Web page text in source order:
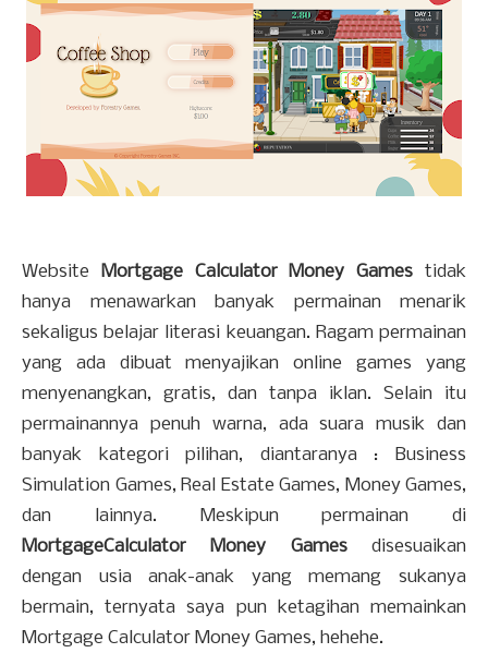
Website Mortgage Calculator Money Games tidak
hanya menawarkan banyak permainan menarik
sekaligus belajar literasi keuangan. Ragam permainan
yang ada dibuat menyajikan online games yang
menyenangkan, gratis, dan tanpa iklan. Selain itu
permainannya penuh warna, ada suara musik dan
banyak kategori pilihan, diantaranya : Business
Simulation Games, Real Estate Games, Money Games,
dan lainnya. Meskipun permainan di
MortgageCalculator Money Gamesdisesuaikan
dengan usia anak-anak yang memang sukanya
bermain, ternyata saya pun ketagihan memainkan
Mortgage Calculator Money Games, hehehe.